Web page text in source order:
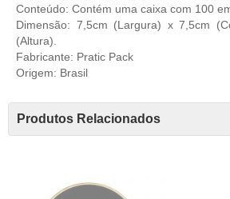
Conteúdo: Contém uma caixa com 100
Dimensão: 7,5cm (Largura) x 7,5cm
(Altura).
Fabricante: Pratic Pack
Origem: Brasil
Produtos Relacionados